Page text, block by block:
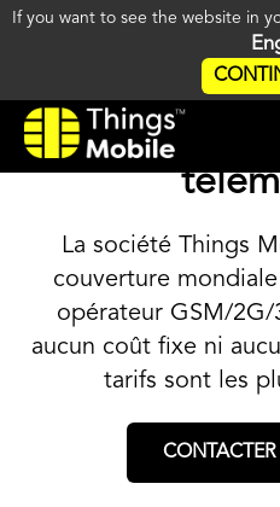
If you want to see the website in
La meilleure
La société Things
couverture
opérateur GSM/2G/
aucun coût fixe ni
tarifs sont les
CONTACTER